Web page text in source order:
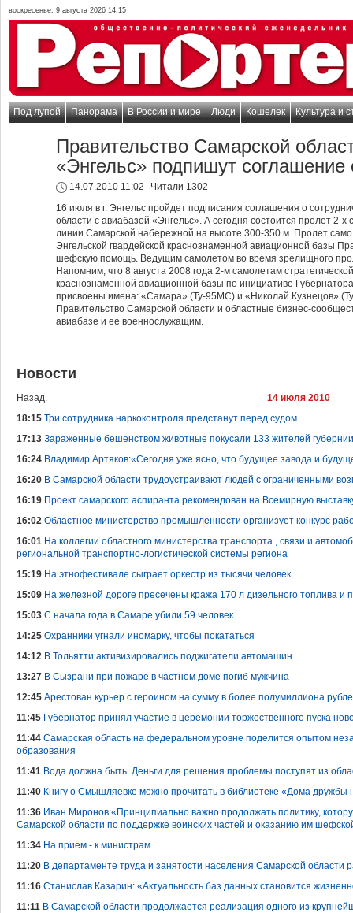
воскресенье, 9 августа 2026 14:15
Под лупой Панорама В России и мире Люди Кошелек Культура и
Правительство Самарской
«Энгельс» подпишут соглашение
14.07.2010 11:02
Читали 1302
16 июля в г. Энгельс пройдет подписания соглашения о
области с авиабазой «Энгельс». А сегодня состоится пролет 2-
линии Самарской набережной на высоте 300-350 м. Пролет
Энгельской гвардейской краснознаменной авиационной базы
шефскую помощь. Ведущим самолетом во время зрелищного
Напомним, что 8 августа 2008 года 2-м самолетам
краснознаменной авиационной базы по инициативе
присвоены имена: «Самара» (Ту-95МС) и «Николай Кузнецов»
Правительство Самарской области и областные бизнес-
авиабазе и ее военнослужащим.
Новости
Назад.
14 июля 2010
18:15 Три сотрудника наркоконтроля предстанут перед судом
17:13 Зараженные бешенством животные покусали 133 жителей губернии
16:24 Владимир Артяков:«Сегодня уже ясно, что будущее завода и
16:20 В Самарской области трудоустраивают людей с ограниченными
16:19 Проект самарского аспиранта рекомендован на Всемирную
16:02 Областное министерство промышленности организует конкурс
16:01 На коллегии областного министерства транспорта , связи и
региональной транспортно-логистической системы региона
15:19 На этнофестивале сыграет оркестр из тысячи человек
15:09 На железной дороге пресечены кража 170 л дизельного топлива и
15:03 С начала года в Самаре убили 59 человек
14:25 Охранники угнали иномарку, чтобы покататься
14:12 В Тольятти активизировались поджигатели автомашин
13:27 В Сызрани при пожаре в частном доме погиб мужчина
12:45 Арестован курьер с героином на сумму в более полумиллиона
11:45 Губернатор принял участие в церемонии торжественного пуска
11:44 Самарская область на федеральном уровне поделится опытом
образования
11:41 Вода должна быть. Деньги для решения проблемы поступят из
11:40 Книгу о Смышляевке можно прочитать в библиотеке «Дома дружбы
11:36 Иван Миронов:«Принципиально важно продолжать политику,
Самарской области по поддержке воинских частей и оказанию им
11:34 На прием - к министрам
11:20 В департаменте труда и занятости населения Самарской области
11:16 Станислав Казарин: «Актуальность баз данных становится
11:11 В Самарской области продолжается реализация одного из